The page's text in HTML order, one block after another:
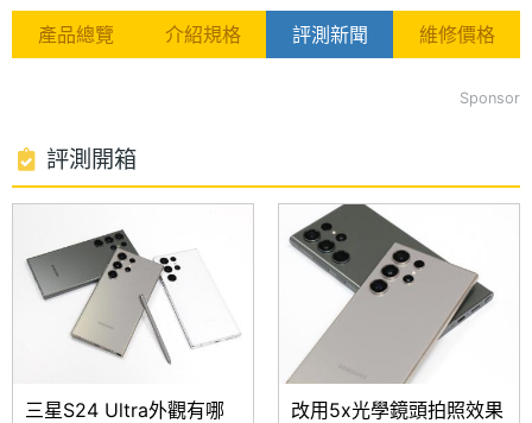
產品總覽 介紹規格 評測新聞 維修價格
Sponsor
評測開箱
三星S24 Ultra外觀有哪
改用5x光學鏡頭拍照效果